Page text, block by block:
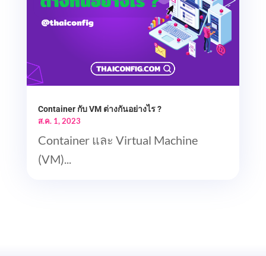
Container กับ VM ต่างกันอย่างไร ?
ส.ค. 1, 2023
Container และ Virtual Machine
(VM)...